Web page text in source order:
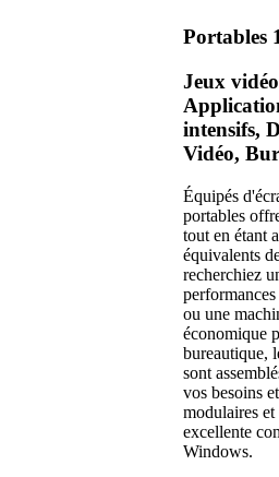
Portables
Jeux
intensifs,
Vidéo,
Équipés
portables
tout en étant
équivalents
recherchiez
ou une
économique
bureautique,
sont
vos besoins
modulaires
excellente
Windows.